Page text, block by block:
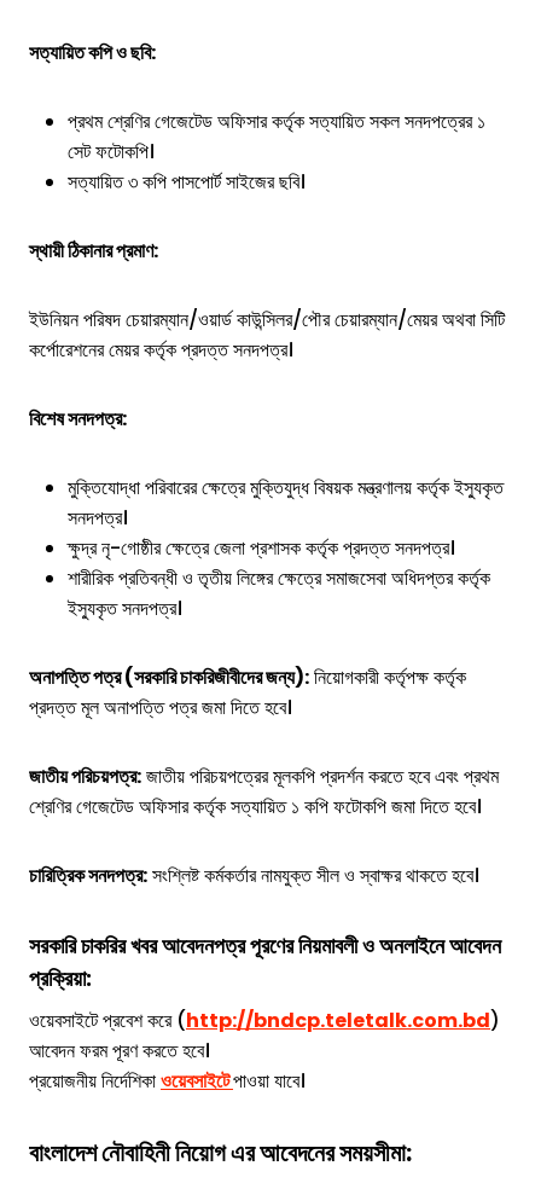
সত্যায়িত কপি ও ছবি:
প্রথম শ্রেণির গেজেটেড অফিসার কর্তৃক সত্যায়িত সকল সনদপত্রের ১
সেট ফটোকপি।
সত্যায়িত ৩ কপি পাসপোর্ট সাইজের ছবি।
স্থায়ী ঠিকানার প্রমাণ:
ইউনিয়ন পরিষদ চেয়ারম্যান/ওয়ার্ড কাউন্সিলর/পৌর চেয়ারম্যান/মেয়র অথবা সিটি
কর্পোরেশনের মেয়র কর্তৃক প্রদত্ত সনদপত্র।
বিশেষ সনদপত্র:
মুক্তিযোদ্ধা পরিবারের ক্ষেত্রে মুক্তিযুদ্ধ বিষয়ক মন্ত্রণালয় কর্তৃক ইস্যুকৃত
সনদপত্র।
ক্ষুদ্র নৃ-গোষ্ঠীর ক্ষেত্রে জেলা প্রশাসক কর্তৃক প্রদত্ত সনদপত্র।
শারীরিক প্রতিবন্ধী ও তৃতীয় লিঙ্গের ক্ষেত্রে সমাজসেবা অধিদপ্তর কর্তৃক
ইস্যুকৃত সনদপত্র।
অনাপত্তি পত্র (সরকারি চাকরিজীবীদের জন্য):নিয়োগকারী কর্তৃপক্ষ কর্তৃক
প্রদত্ত মূল অনাপত্তি পত্র জমা দিতে হবে।
জাতীয় পরিচয়পত্র:জাতীয় পরিচয়পত্রের মূলকপি প্রদর্শন করতে হবে এবং প্রথম
শ্রেণির গেজেটেড অফিসার কর্তৃক সত্যায়িত ১ কপি ফটোকপি জমা দিতে হবে।
চারিত্রিক সনদপত্র:সংশ্লিষ্ট কর্মকর্তার নামযুক্ত সীল ও স্বাক্ষর থাকতে হবে।
সরকারি চাকরির খবর আবেদনপত্র পূরণের নিয়মাবলী ও অনলাইনে আবেদন
প্রক্রিয়া:
ওয়েবসাইটে প্রবেশ করে (http://bndcp.teletalk.com.bd)
আবেদন ফরম পূরণ করতে হবে।
প্রয়োজনীয় নির্দেশিকাওয়েবসাইটেপাওয়া যাবে।
বাংলাদেশ নৌবাহিনীনিয়োগএরআবেদনের সময়সীমা: